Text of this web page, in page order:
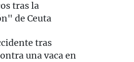
tras la
de Ceuta
tras
una vaca en